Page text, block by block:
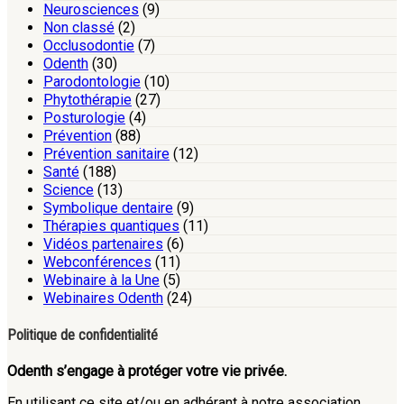
Neurosciences (9)
Non classé (2)
Occlusodontie (7)
Odenth (30)
Parodontologie (10)
Phytothérapie (27)
Posturologie (4)
Prévention (88)
Prévention sanitaire (12)
Santé (188)
Science (13)
Symbolique dentaire (9)
Thérapies quantiques (11)
Vidéos partenaires (6)
Webconférences (11)
Webinaire à la Une (5)
Webinaires Odenth (24)
Politique de confidentialité
Odenth s’engage à protéger votre vie privée.